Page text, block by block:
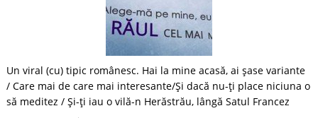
Un viral (cu) tipic românesc. Hai la mine acasă, ai şase variante
/ Care mai de care mai interesante/Şi dacă nu-ţi place niciuna o
să meditez / Şi-ţi iau o vilă-n Herăstrău, lângă Satul Francez